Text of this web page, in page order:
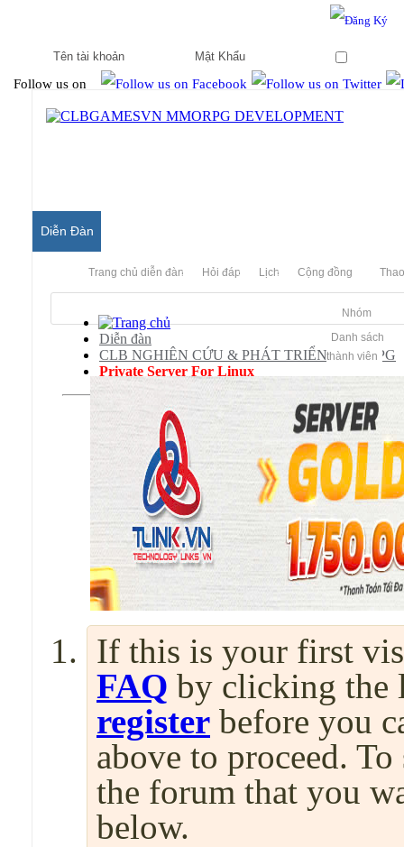
Follow us on
Diễn Đàn
Trang chủ diễn đàn Hỏi đáp Lịch Cộng đồng
Nhóm
Danh sách
thành viên
Diễn đàn
CLB NGHIÊN CỨU & PHÁT TRIỂN MMORPG
Private Server For Linux
If this is your first
FAQ by clicking the
register before you
above to proceed.
the forum that you
below.